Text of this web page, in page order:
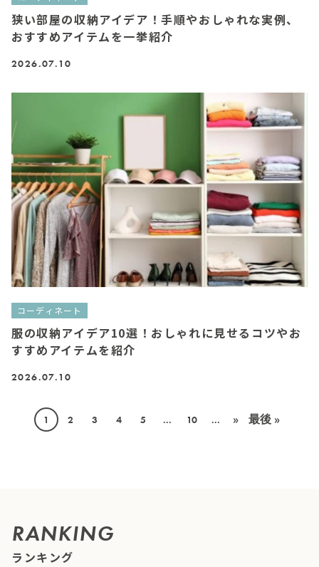
狭い部屋の収納アイデア！手順やおしゃれな実例、
おすすめアイテムを一挙紹介
2026.07.10
コーディネート
服の収納アイデア10選！おしゃれに見せるコツやお
すすめアイテムを紹介
2026.07.10
1 2 3 4 5 ... 10 ... » 最後 »
RANKING
ランキング